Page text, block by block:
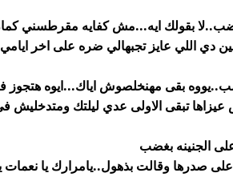
بقولك ايه...مش كفايه مقرطسني
دي اللي عايز تجبهالي ضره على اخر
بقى مهنخلصوش اياك...ايوه هتجوز
عيزاها تبقى الاولى عدي ليلتك
الجنينه بغضب
صدرها وقالت بذهول..يامرارك يا نعمات